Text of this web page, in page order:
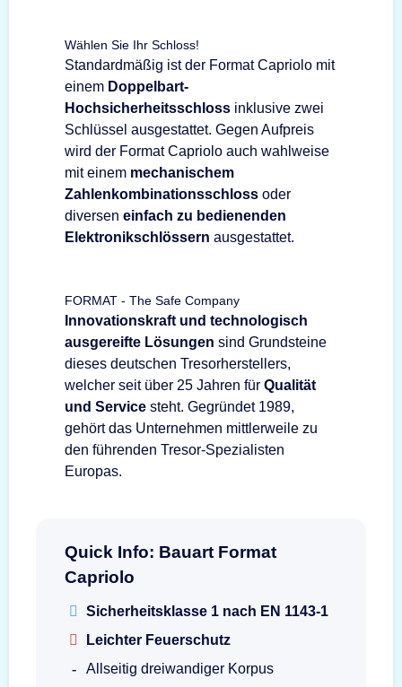
Wählen Sie Ihr Schloss!
Standardmäßig ist der Format Capriolo mit
einem Doppelbart-
Hochsicherheitsschloss inklusive zwei
Schlüssel ausgestattet. Gegen Aufpreis
wird der Format Capriolo auch wahlweise
mit einem mechanischem
Zahlenkombinationsschloss oder
diversen einfach zu bedienenden
Elektronikschlössern ausgestattet.
FORMAT - The Safe Company
Innovationskraft und technologisch
ausgereifte Lösungen sind Grundsteine
dieses deutschen Tresorherstellers,
welcher seit über 25 Jahren für Qualität
und Service steht. Gegründet 1989,
gehört das Unternehmen mittlerweile zu
den führenden Tresor-Spezialisten
Europas.
Quick Info: Bauart Format
Capriolo
Sicherheitsklasse 1 nach EN 1143-1
Leichter Feuerschutz
Allseitig dreiwandiger Korpus